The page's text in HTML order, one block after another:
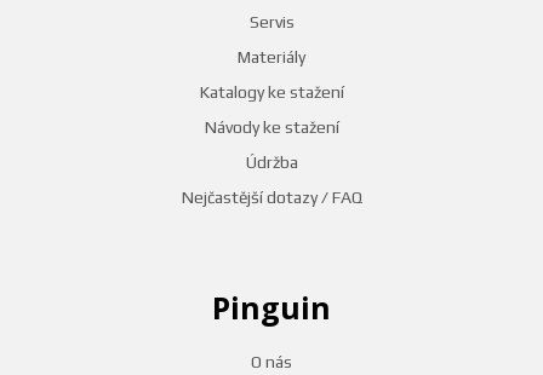
Servis
Materiály
Katalogy ke stažení
Návody ke stažení
Údržba
Nejčastější dotazy / FAQ
Pinguin
O nás